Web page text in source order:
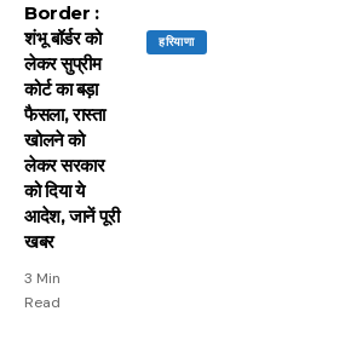
हरियाणा
Border :
शंभू बॉर्डर को
लेकर सुप्रीम
कोर्ट का बड़ा
फैसला, रास्ता
खोलने को
लेकर सरकार
को दिया ये
आदेश, जानें पूरी
खबर
3 Min
Read